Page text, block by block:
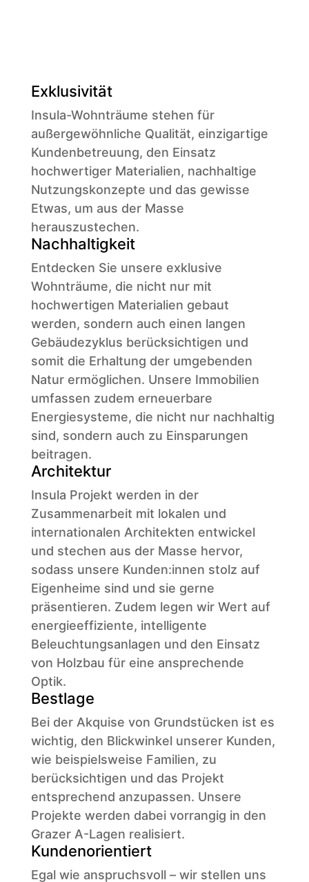
Exklusivität
Insula-Wohnträume stehen für
außergewöhnliche Qualität, einzigartige
Kundenbetreuung, den Einsatz
hochwertiger Materialien, nachhaltige
Nutzungskonzepte und das gewisse
Etwas, um aus der Masse
herauszustechen.
Nachhaltigkeit
Entdecken Sie unsere exklusive
Wohnträume, die nicht nur mit
hochwertigen Materialien gebaut
werden, sondern auch einen langen
Gebäudezyklus berücksichtigen und
somit die Erhaltung der umgebenden
Natur ermöglichen. Unsere Immobilien
umfassen zudem erneuerbare
Energiesysteme, die nicht nur nachhaltig
sind, sondern auch zu Einsparungen
beitragen.
Architektur
Insula Projekt werden in der
Zusammenarbeit mit lokalen und
internationalen Architekten entwickel
und stechen aus der Masse hervor,
sodass unsere Kunden:innen stolz auf
Eigenheime sind und sie gerne
präsentieren. Zudem legen wir Wert auf
energieeffiziente, intelligente
Beleuchtungsanlagen und den Einsatz
von Holzbau für eine ansprechende
Optik.
Bestlage
Bei der Akquise von Grundstücken ist es
wichtig, den Blickwinkel unserer Kunden,
wie beispielsweise Familien, zu
berücksichtigen und das Projekt
entsprechend anzupassen. Unsere
Projekte werden dabei vorrangig in den
Grazer A-Lagen realisiert.
Kundenorientiert
Egal wie anspruchsvoll – wir stellen uns